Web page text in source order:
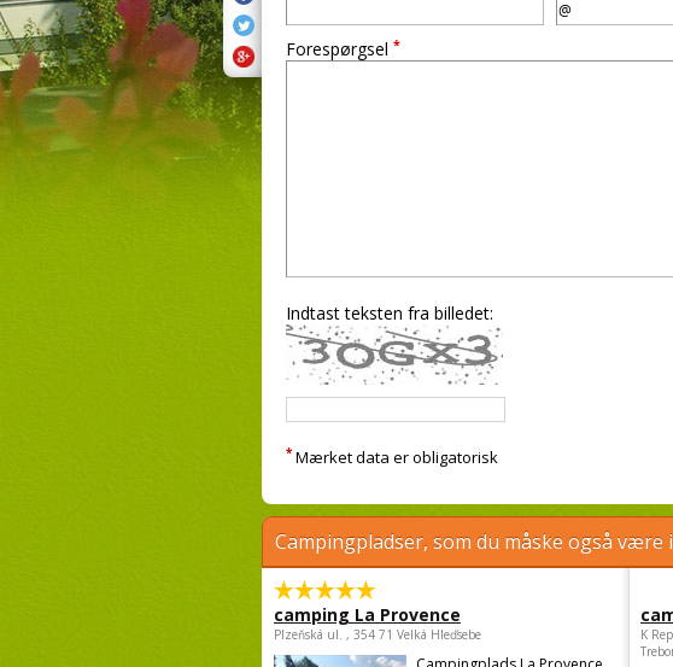
Forespørgsel *
Indtast teksten fra billedet:
* Mærket data er obligatorisk
Campingpladser, som du måske også være
camping La Provence
Plzeňská ul. , 354 71 Velká Hleďsebe
K